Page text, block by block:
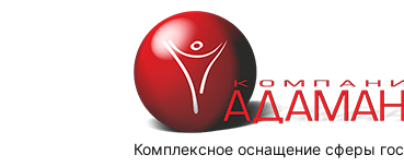
Комплексное оснащение сферы